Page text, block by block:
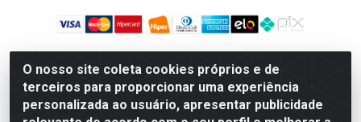
O nosso site coleta cookies próprios e de
terceiros para proporcionar uma experiência
personalizada ao usuário, apresentar publicidade
Atacadão Econômico - Rua Jose Ferreira De Lima, 127 -
GALPÃO 102 - Jardim Veneza, João Pessoa/PB - CEP